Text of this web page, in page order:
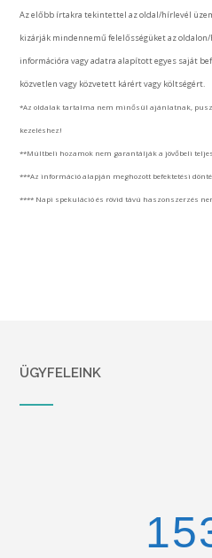
Az előbb írtakra tekintettel az oldal/hírlevél
kizárják mindennemű felelősségüket az
információra vagy adatra alapított egyes saját
közvetlen vagy közvetett kárért vagy költségért.
*Az oldalak tartalma nem minősül ajánlatnak,
kezeléshez!
**Múltbeli hozamok nem garantálják a jövőbeli
***Az információ alapján meghozott befektetési
**** Napi spekuláció és rövid távú haszonszerzés
ÜGYFELEINK